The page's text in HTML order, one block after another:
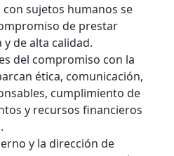
con sujetos humanos se
de prestar
de alta calidad.
del compromiso con la
ética, comunicación,
cumplimiento de
y recursos financieros
y la dirección de